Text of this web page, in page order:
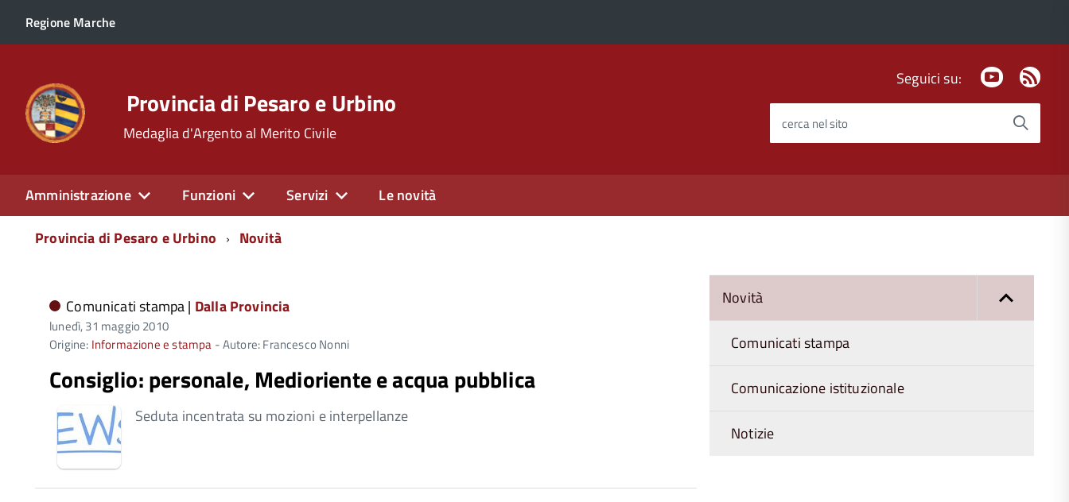
Regione Marche
Provincia di Pesaro e Urbino
Medaglia d'Argento al Merito Civile
Seguici su: Youtube
cerca nel sito
Amministrazione Funzioni Servizi Le novità
MenuProvincia di Pesaro e Urbino Novità
Comunicati stampa | Dalla Provincia
lunedì, 31 maggio 2010
Origine: Informazione e stampa - Autore: Francesco Nonni
Consiglio: personale, Medioriente e acqua pubblica
Seduta incentrata su mozioni e interpellanze
Novità
Comunicati stampa
Comunicazione istituzionale
Notizie